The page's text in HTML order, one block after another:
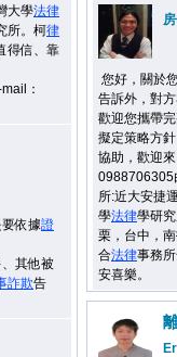
您好，關於
告訴外，對
歡迎您攜帶
擬定策略方
協助，歡迎
0988706305
所:近大安捷
學法律學研
栗，台中，
合法律事務
安喜樂。
大學法律
所。柯律
得信、靠
：
要依據證
其他被
詐欺告